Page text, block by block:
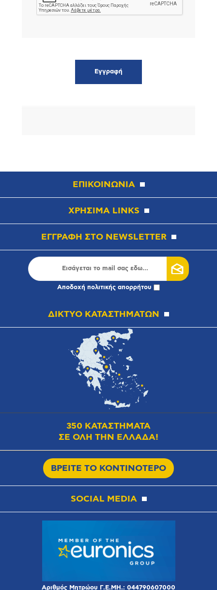
ΕΠΙΚΟΙΝΩΝΙΑ
ΧΡΗΣΙΜΑ LINKS
ΕΓΓΡΑΦΗ ΣΤΟ NEWSLETTER
Αποδοχή πολιτικής απορρήτου
ΔΙΚΤΥΟ ΚΑΤΑΣΤΗΜΑΤΩΝ
350 ΚΑΤΑΣΤΗΜΑΤΑ
ΣΕ ΟΛΗ ΤΗΝ ΕΛΛΑΔΑ!
ΒΡΕΙΤΕ ΤΟ ΚΟΝΤΙΝΟΤΕΡΟ
SOCIAL MEDIA